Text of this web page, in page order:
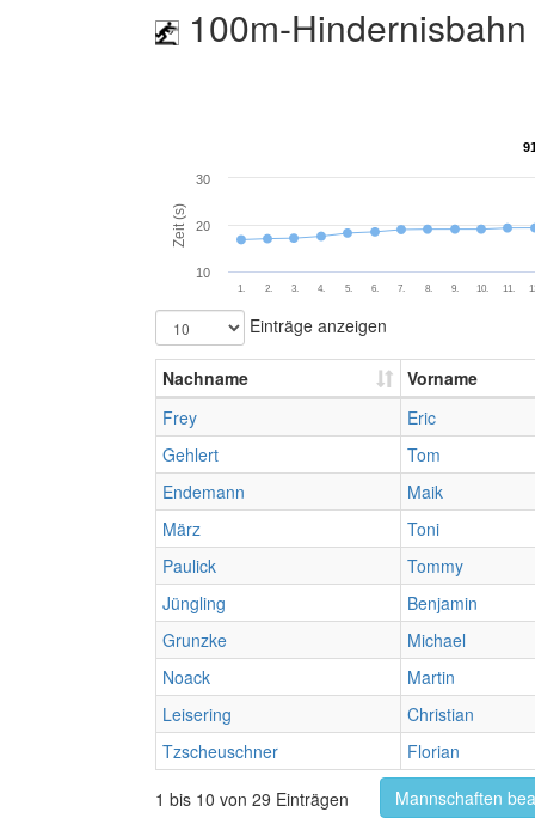
100m-
Zeit (s)
1. 2. 3. 4. 5. 6. 7. 8. 9. 10. 11.
10
20
30
Einträge anzeigen
Nachname
Vorname
Frey
Eric
Gehlert
Tom
Endemann
Maik
März
Toni
Paulick
Tommy
Jüngling
Benjamin
Grunzke
Michael
Noack
Martin
Leisering
Christian
Tzscheuschner
Florian
1 bis 10 von 29 Einträgen
Mannschaften